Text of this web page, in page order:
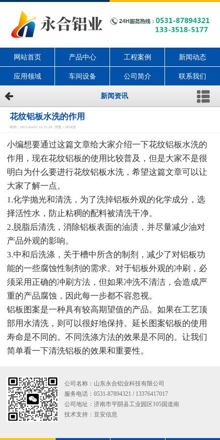
网站首页 产品中心 工程案例 新闻动态
应用领域 车间设备 公司简介 联系我们
新闻资讯
花纹铝板水洗的作用
时间：2021-04-05 16:31:58 浏览：3850次
小编想要通过这篇文章给大家介绍一下花纹铝板水洗的
作用，现在花纹铝板的使用比较普及，但是大家不是很
明白为什么要进行花纹铝板水洗，希望这篇文章可以让
大家了解一点。
1.化学抛光和清洗，为了洗掉铝板外观的化学成分，选
择活性水，防止粘稠的配料被清洗干净。
2.脱脂后清洗，消除铝板表面的油渍，并尽量减少油对
产品外观的影响。
3.中和后洗涤，关于槽中所含的制剂，减少了对铝板功
能的一些腐蚀性制剂的需求。对于铝板外观的冲刷，必
须采用正确的冲刷方法，但如果冲洗不清洁，会造成严
重的产品腐蚀，因此每一步都不容忽视。
铝板图案是一种具有较高期望值的产品。如果在工艺顶
部用水清洗，则可以很好地保持。延长图案铝板的使用
寿命是不同的。不同洗涤方法的效果是不同的。让我们
简单看一下清洗铝板的效果和重要性。
公司名称：山东永合铝业科技有限公司
服务电话：0531-87894321 / 13376417017
公司地址：济南市平阴县工业园区105国道南
技术支持： 亘安信息